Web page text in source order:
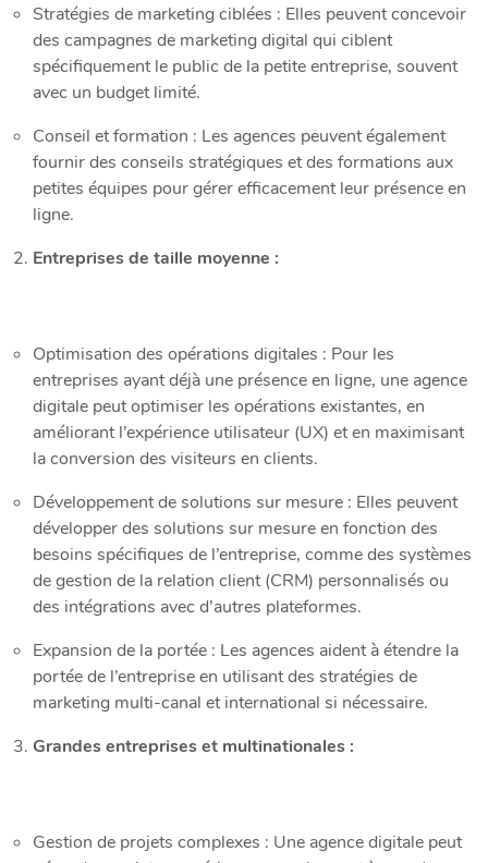
Stratégies de marketing ciblées : Elles peuvent concevoir
des campagnes de marketing digital qui ciblent
spécifiquement le public de la petite entreprise, souvent
avec un budget limité.
Conseil et formation : Les agences peuvent également
fournir des conseils stratégiques et des formations aux
petites équipes pour gérer efficacement leur présence en
ligne.
Entreprises de taille moyenne :
Optimisation des opérations digitales : Pour les
entreprises ayant déjà une présence en ligne, une agence
digitale peut optimiser les opérations existantes, en
améliorant l’expérience utilisateur (UX) et en maximisant
la conversion des visiteurs en clients.
Développement de solutions sur mesure : Elles peuvent
développer des solutions sur mesure en fonction des
besoins spécifiques de l’entreprise, comme des systèmes
de gestion de la relation client (CRM) personnalisés ou
des intégrations avec d’autres plateformes.
Expansion de la portée : Les agences aident à étendre la
portée de l’entreprise en utilisant des stratégies de
marketing multi-canal et international si nécessaire.
Grandes entreprises et multinationales :
Gestion de projets complexes : Une agence digitale peut